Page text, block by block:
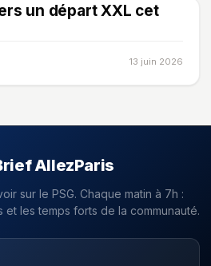
un départ XXL cet
13 juin 2026
AllezParis
sur le PSG. Chaque matin à 7h :
et les temps forts de la communauté.